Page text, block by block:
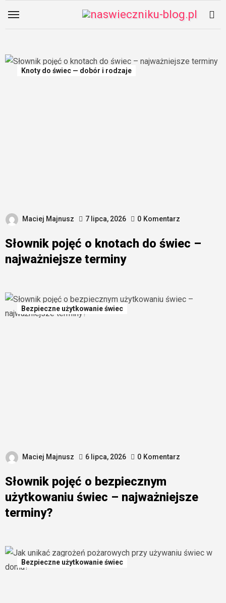
Knoty do świec — dobór i rodzaje
Maciej Majnusz 7 lipca, 2026 0 Komentarz
Słownik pojęć o knotach do świec –
najważniejsze terminy
Bezpieczne użytkowanie świec
Maciej Majnusz 6 lipca, 2026 0 Komentarz
Słownik pojęć o bezpiecznym
użytkowaniu świec – najważniejsze
terminy?
Bezpieczne użytkowanie świec